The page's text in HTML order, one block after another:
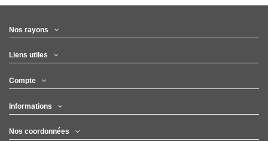
Nos rayons
Liens utiles
Compte
Informations
Nos coordonnées